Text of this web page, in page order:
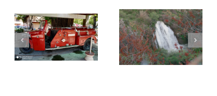
Water falls at the
Upper Galilee and
Golan Hights of Israel. 4
Apr 2019 מפלי המים
בגליל העליון והגולן בשיא
Larnaca, Cyprus, trip &
Family holiday 13 – 16
Apr, 2017 ,טיול וחופשה
משפחתית בלרנקה, קפריסין